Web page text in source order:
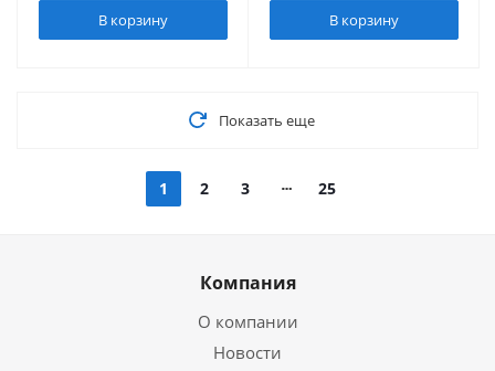
В корзину В корзину
Показать еще
1 2 3 25
Компания
О компании
Новости